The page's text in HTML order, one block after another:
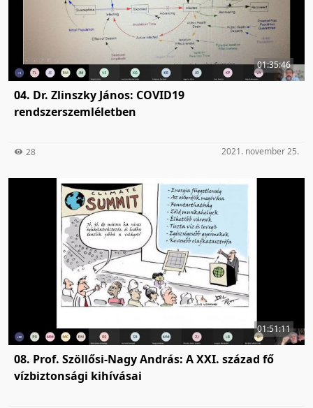
01:35:46
04. Dr. Zlinszky János: COVID19
rendszerszemléletben
28 2021. november 25.
01:51:11
08. Prof. Szöllősi-Nagy András: A XXI. század fő
vízbiztonsági kihívásai